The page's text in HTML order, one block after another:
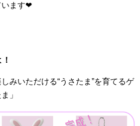
ます❤︎
みいただける“うさたま”を育てるゲ
」